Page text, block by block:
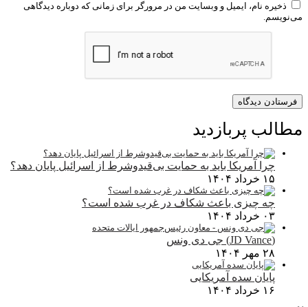
ذخیره نام، ایمیل و وبسایت من در مرورگر برای زمانی که دوباره دیدگاهی
می‌نویسم.
مطالب پربازدید
چرا آمریکا باید به حمایت بی‌قیدوشرط از اسرائیل پایان دهد؟
۱۵ خرداد ۱۴۰۴
چه چیزی باعث شکاف در غرب شده است؟
۰۳ خرداد ۱۴۰۴
(JD Vance) جی دی ونس
۲۸ مهر ۱۴۰۴
پایان سده آمریکایی
۱۶ خرداد ۱۴۰۴